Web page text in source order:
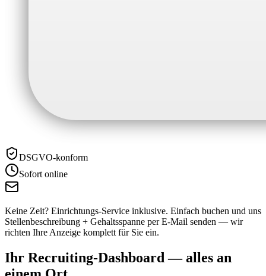
DSGVO-konform
Sofort online
Keine Zeit? Einrichtungs-Service inklusive. Einfach buchen und uns
Stellenbeschreibung + Gehaltsspanne per E-Mail senden — wir
richten Ihre Anzeige komplett für Sie ein.
Ihr Recruiting-Dashboard — alles an